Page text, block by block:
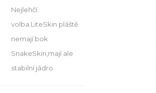
Nejlehčí
volba.LiteSkin pláště
nemají bok
SnakeSkin,mají ale
stabilní jádro.